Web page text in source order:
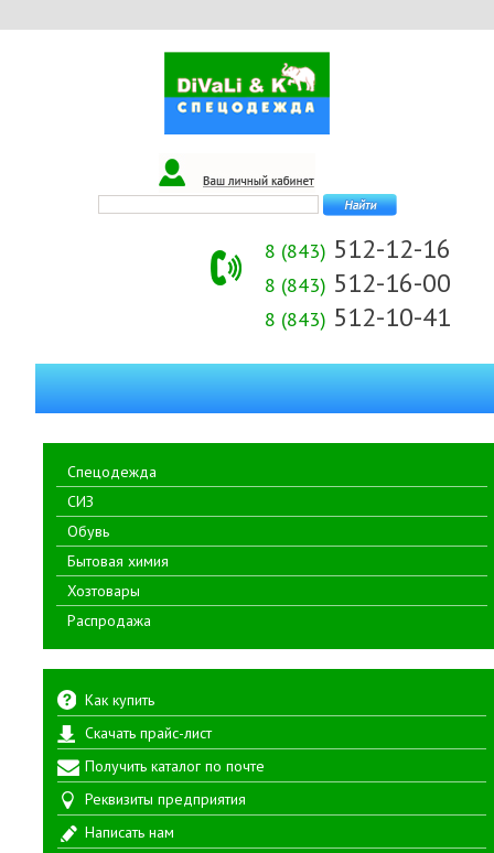
8 (843) 512-12-16
8 (843) 512-16-00
8 (843) 512-10-41
Спецодежда
СИЗ
Обувь
Бытовая химия
Хозтовары
Распродажа
Как купить
Скачать прайс-лист
Получить каталог по почте
Реквизиты предприятия
Написать нам